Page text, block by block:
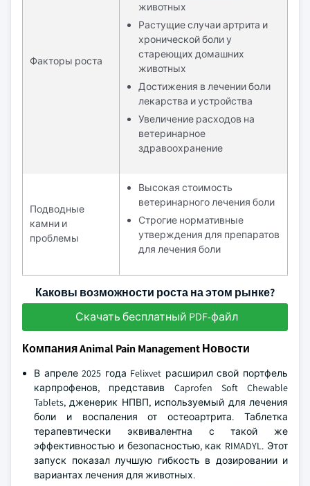
Факторы роста
животных
Растущие случаи артрита и
хронической боли у
стареющих домашних
животных
Достижения в лечении боли
лекарства и устройства
Увеличение расходов на
ветеринарное
здравоохранение
Подводные
камни и
проблемы
Высокая стоимость
ветеринарного лечения боли
Строгие нормативные
утверждения для препаратов
для лечения боли
Каковы возможности роста на этом рынке?
Скачать бесплатный PDF-файл
Компания Animal Pain Management Новости
В апреле 2025 года Felixvet расширил свой портфель
карпрофенов, представив Caprofen Soft Chewable
Tablets, дженерик НПВП, используемый для лечения
боли и воспаления от остеоартрита. Таблетка
терапевтически эквивалентна с такой же
эффективностью и безопасностью, как RIMADYL. Этот
запуск показал лучшую гибкость в дозировании и
вариантах лечения для животных.